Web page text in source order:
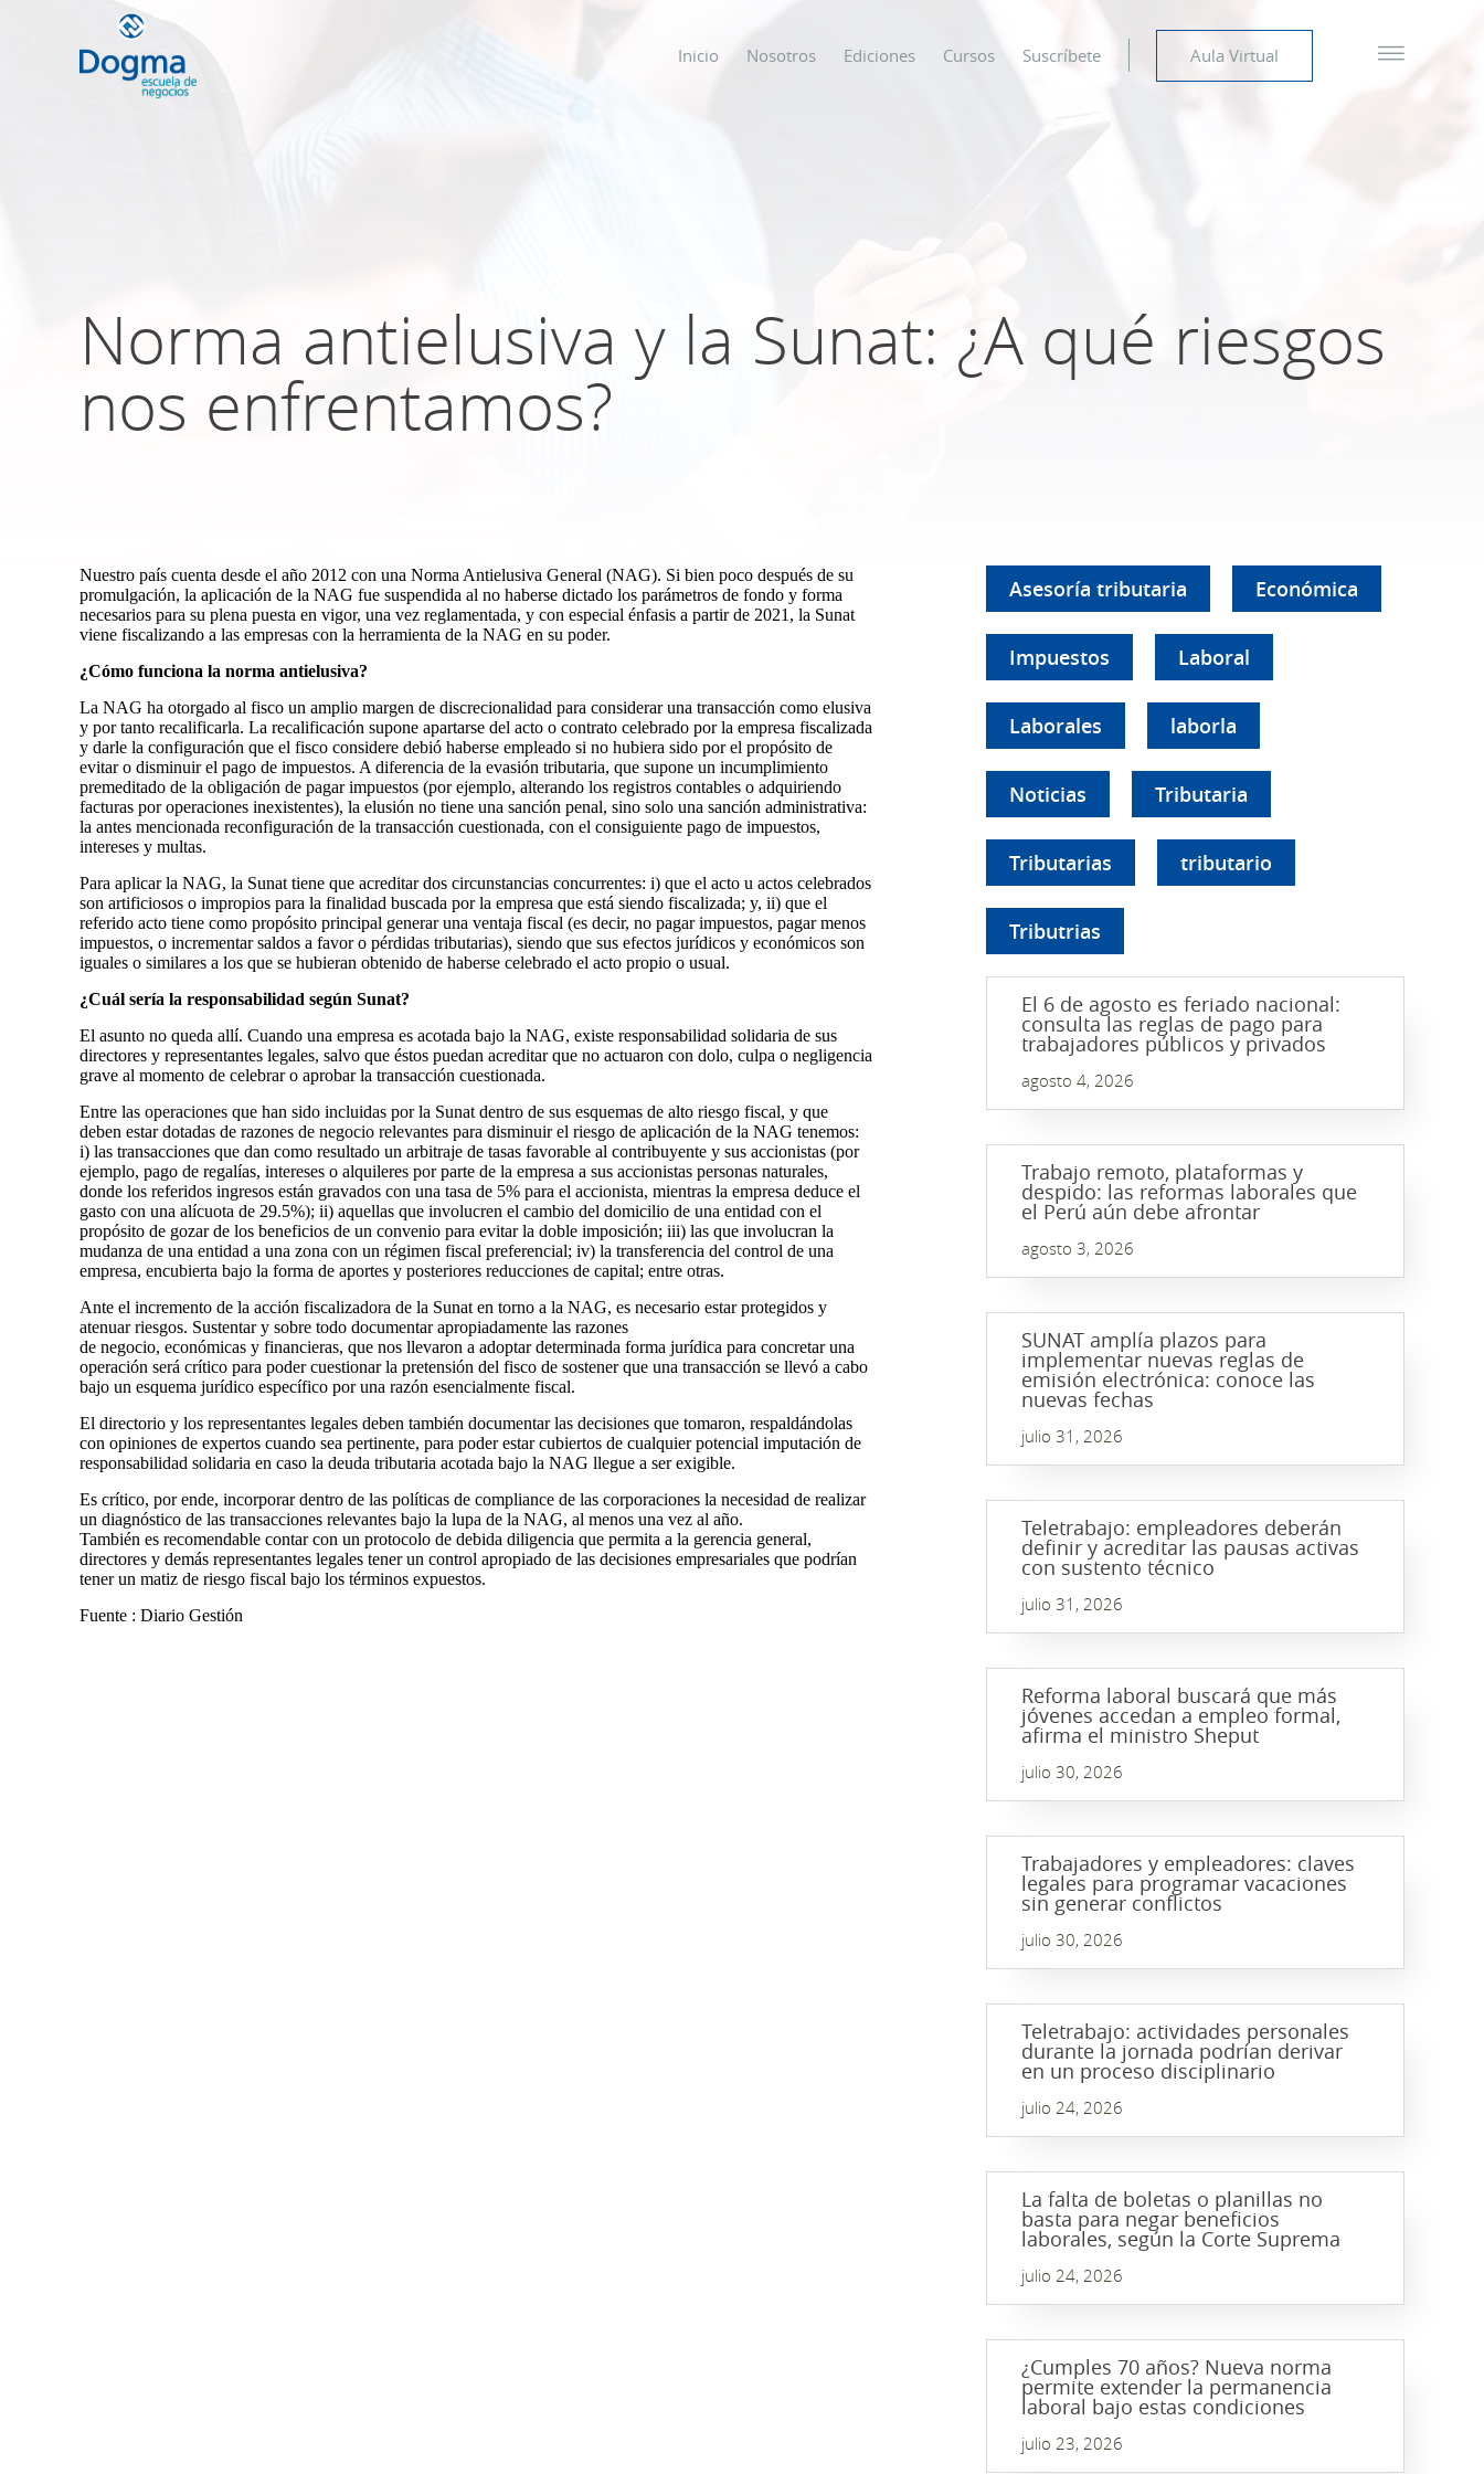
Inicio Nosotros Ediciones Cursos Suscríbete Aula Virtual
Norma antielusiva y la Sunat: ¿A qué riesgos
nos enfrentamos?
Nuestro país cuenta desde el año 2012 con una Norma Antielusiva General (NAG). Si bien poco después de su
promulgación, la aplicación de la NAG fue suspendida al no haberse dictado los parámetros de fondo y forma
necesarios para su plena puesta en vigor, una vez reglamentada, y con especial énfasis a partir de 2021, la Sunat
viene fiscalizando a las empresas con la herramienta de la NAG en su poder.
¿Cómo funciona la norma antielusiva?
La NAG ha otorgado al fisco un amplio margen de discrecionalidad para considerar una transacción como elusiva
y por tanto recalificarla. La recalificación supone apartarse del acto o contrato celebrado por la empresa fiscalizada
y darle la configuración que el fisco considere debió haberse empleado si no hubiera sido por el propósito de
evitar o disminuir el pago de impuestos. A diferencia de la evasión tributaria, que supone un incumplimiento
premeditado de la obligación de pagar impuestos (por ejemplo, alterando los registros contables o adquiriendo
facturas por operaciones inexistentes), la elusión no tiene una sanción penal, sino solo una sanción administrativa:
la antes mencionada reconfiguración de la transacción cuestionada, con el consiguiente pago de impuestos,
intereses y multas.
Para aplicar la NAG, la Sunat tiene que acreditar dos circunstancias concurrentes: i) que el acto u actos celebrados
son artificiosos o impropios para la finalidad buscada por la empresa que está siendo fiscalizada; y, ii) que el
referido acto tiene como propósito principal generar una ventaja fiscal (es decir, no pagar impuestos, pagar menos
impuestos, o incrementar saldos a favor o pérdidas tributarias), siendo que sus efectos jurídicos y económicos son
iguales o similares a los que se hubieran obtenido de haberse celebrado el acto propio o usual.
¿Cuál sería la responsabilidad según Sunat?
El asunto no queda allí. Cuando una empresa es acotada bajo la NAG, existe responsabilidad solidaria de sus
directores y representantes legales, salvo que éstos puedan acreditar que no actuaron con dolo, culpa o negligencia
grave al momento de celebrar o aprobar la transacción cuestionada.
Entre las operaciones que han sido incluidas por la Sunat dentro de sus esquemas de alto riesgo fiscal, y que
deben estar dotadas de razones de negocio relevantes para disminuir el riesgo de aplicación de la NAG tenemos:
i) las transacciones que dan como resultado un arbitraje de tasas favorable al contribuyente y sus accionistas (por
ejemplo, pago de regalías, intereses o alquileres por parte de la empresa a sus accionistas personas naturales,
donde los referidos ingresos están gravados con una tasa de 5% para el accionista, mientras la empresa deduce el
gasto con una alícuota de 29.5%); ii) aquellas que involucren el cambio del domicilio de una entidad con el
propósito de gozar de los beneficios de un convenio para evitar la doble imposición; iii) las que involucran la
mudanza de una entidad a una zona con un régimen fiscal preferencial; iv) la transferencia del control de una
empresa, encubierta bajo la forma de aportes y posteriores reducciones de capital; entre otras.
Ante el incremento de la acción fiscalizadora de la Sunat en torno a la NAG, es necesario estar protegidos y
atenuar riesgos. Sustentar y sobre todo documentar apropiadamente las razones
de negocio, económicas y financieras, que nos llevaron a adoptar determinada forma jurídica para concretar una
operación será crítico para poder cuestionar la pretensión del fisco de sostener que una transacción se llevó a cabo
bajo un esquema jurídico específico por una razón esencialmente fiscal.
El directorio y los representantes legales deben también documentar las decisiones que tomaron, respaldándolas
con opiniones de expertos cuando sea pertinente, para poder estar cubiertos de cualquier potencial imputación de
responsabilidad solidaria en caso la deuda tributaria acotada bajo la NAG llegue a ser exigible.
Es crítico, por ende, incorporar dentro de las políticas de compliance de las corporaciones la necesidad de realizar
un diagnóstico de las transacciones relevantes bajo la lupa de la NAG, al menos una vez al año.
También es recomendable contar con un protocolo de debida diligencia que permita a la gerencia general,
directores y demás representantes legales tener un control apropiado de las decisiones empresariales que podrían
tener un matiz de riesgo fiscal bajo los términos expuestos.
Fuente : Diario Gestión
Asesoría tributaria Económica
Impuestos Laboral
Laborales laborla
Noticias Tributaria
Tributarias tributario
Tributrias
El 6 de agosto es feriado nacional:
consulta las reglas de pago para
trabajadores públicos y privados
agosto 4, 2026
Trabajo remoto, plataformas y
despido: las reformas laborales que
el Perú aún debe afrontar
agosto 3, 2026
SUNAT amplía plazos para
implementar nuevas reglas de
emisión electrónica: conoce las
nuevas fechas
julio 31, 2026
Teletrabajo: empleadores deberán
definir y acreditar las pausas activas
con sustento técnico
julio 31, 2026
Reforma laboral buscará que más
jóvenes accedan a empleo formal,
afirma el ministro Sheput
julio 30, 2026
Trabajadores y empleadores: claves
legales para programar vacaciones
sin generar conflictos
julio 30, 2026
Teletrabajo: actividades personales
durante la jornada podrían derivar
en un proceso disciplinario
julio 24, 2026
La falta de boletas o planillas no
basta para negar beneficios
laborales, según la Corte Suprema
julio 24, 2026
¿Cumples 70 años? Nueva norma
permite extender la permanencia
laboral bajo estas condiciones
julio 23, 2026
TRIBUTACIÓN INTERNACIONAL | TODO SOBRE
NO DOMICILIADOS